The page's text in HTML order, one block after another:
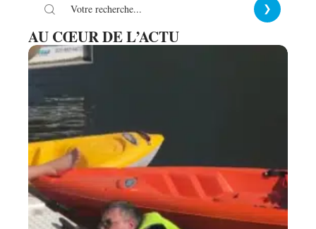
AU CŒUR DE L’ACTU